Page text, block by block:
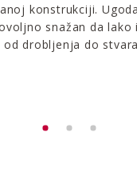
konstrukciji.
snažan da lako
od drobljenja do